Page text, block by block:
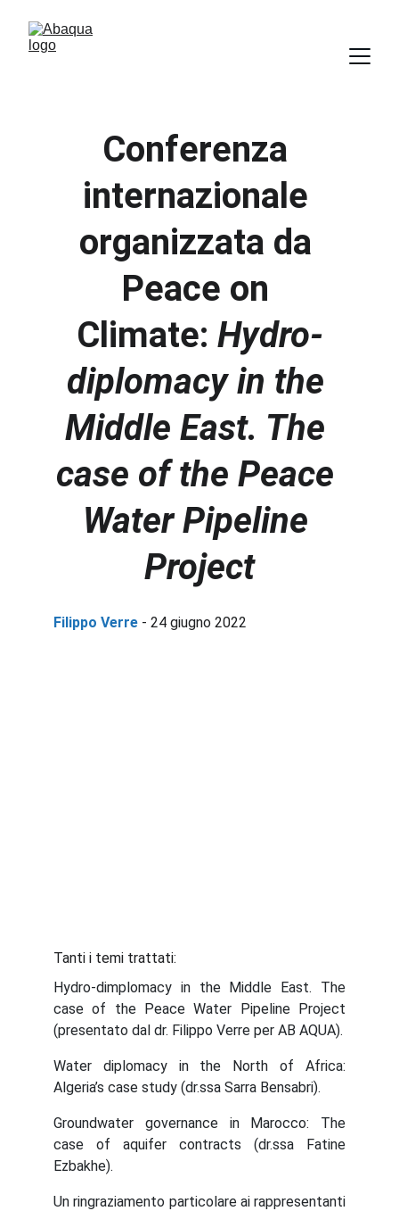
Conferenza
internazionale
organizzata da
Peace on
Climate: Hydro-
diplomacy in the
Middle East. The
case of the Peace
Water Pipeline
Project
Filippo Verre - 24 giugno 2022
Tanti i temi trattati:
Hydro-dimplomacy in the Middle East. The
case of the Peace Water Pipeline Project
(presentato dal dr. Filippo Verre per AB AQUA).
Water diplomacy in the North of Africa:
Algeria’s case study (dr.ssa Sarra Bensabri).
Groundwater governance in Marocco: The
case of aquifer contracts (dr.ssa Fatine
Ezbakhe).
Un ringraziamento particolare ai rappresentanti